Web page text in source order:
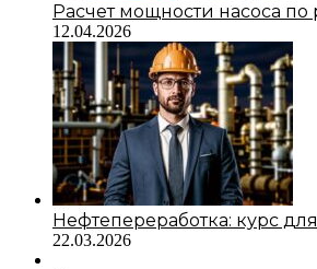
Расчет мощности насоса по
12.04.2026
Нефтепереработка: курс
22.03.2026